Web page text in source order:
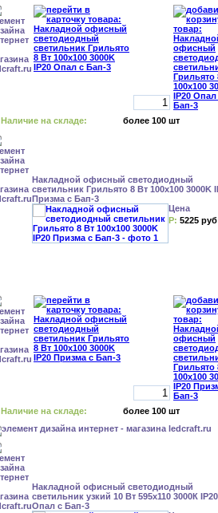
Наличие на складе: более 100 шт
Накладной офисный светодиодный
светильник Грильято 8 Вт 100x100 3000K
Призма с Бап-3
Цена
Р: 5225 руб
Наличие на складе: более 100 шт
Накладной офисный светодиодный
светильник узкий 10 Вт 595x110 3000К IP20
Опал с Бап-3